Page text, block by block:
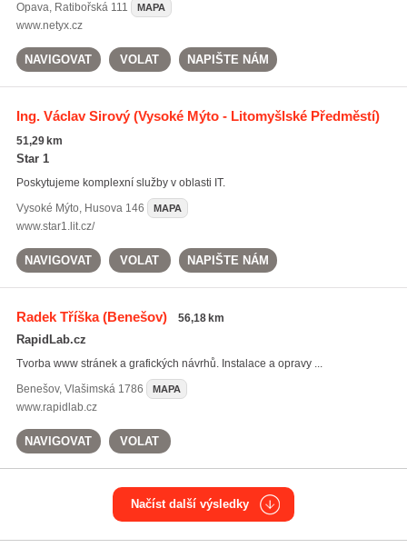
Opava, Ratibořská 111 MAPA
www.netyx.cz
NAVIGOVAT VOLAT NAPIŠTE NÁM
Ing. Václav Sirový(Vysoké Mýto - Litomyšlské Předměstí)
51,29 km
Star 1
Poskytujeme komplexní služby v oblasti IT.
Vysoké Mýto, Husova 146 MAPA
www.star1.lit.cz/
NAVIGOVAT VOLAT NAPIŠTE NÁM
Radek Tříška(Benešov) 56,18 km
RapidLab.cz
Tvorba www stránek a grafických návrhů. Instalace a opravy ...
Benešov, Vlašimská 1786 MAPA
www.rapidlab.cz
NAVIGOVAT VOLAT
Načíst další výsledky